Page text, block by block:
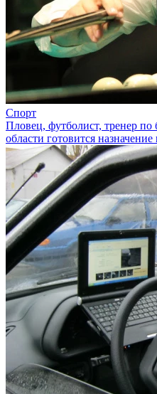
Спорт
Пловец, футболист, тренер
области готовится